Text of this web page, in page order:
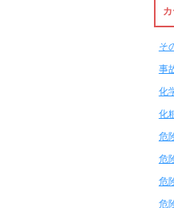
そ
事
化
化
危
危
危
危